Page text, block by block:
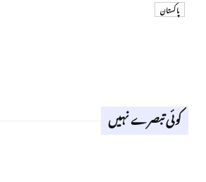
پاکستان
کوئی تبصرے نہیں